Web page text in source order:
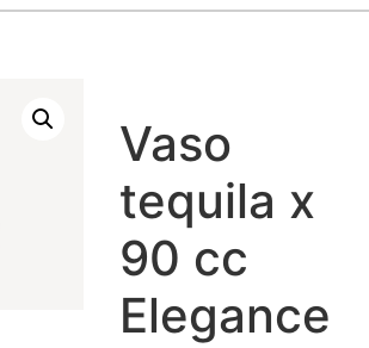
Vaso
tequila x
90 cc
Elegance